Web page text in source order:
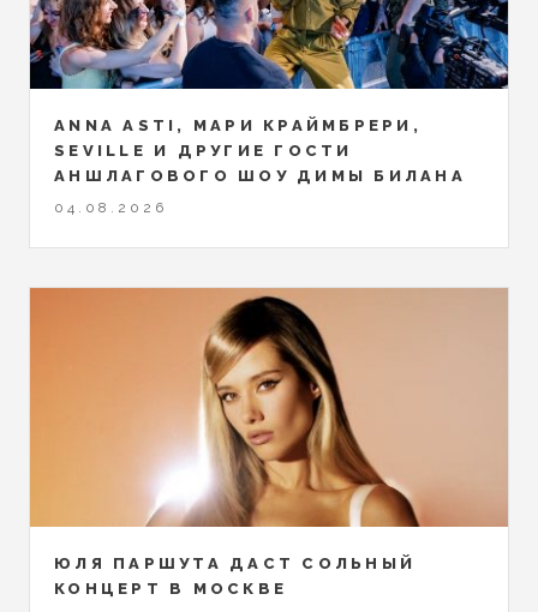
ANNA ASTI, МАРИ КРАЙМБРЕРИ,
SEVILLE И ДРУГИЕ ГОСТИ
АНШЛАГОВОГО ШОУ ДИМЫ БИЛАНА
04.08.2026
ЮЛЯ ПАРШУТА ДАСТ СОЛЬНЫЙ
КОНЦЕРТ В МОСКВЕ